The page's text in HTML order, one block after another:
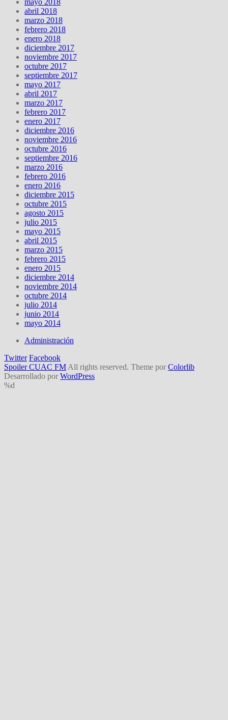
abril 2018
marzo 2018
febrero 2018
enero 2018
diciembre 2017
noviembre 2017
octubre 2017
septiembre 2017
mayo 2017
abril 2017
marzo 2017
febrero 2017
enero 2017
diciembre 2016
noviembre 2016
octubre 2016
septiembre 2016
marzo 2016
febrero 2016
enero 2016
diciembre 2015
octubre 2015
agosto 2015
julio 2015
mayo 2015
abril 2015
marzo 2015
febrero 2015
enero 2015
diciembre 2014
noviembre 2014
octubre 2014
julio 2014
junio 2014
mayo 2014
Administración
Twitter Facebook
Spoiler CUAC FM All rights reserved. Theme por Colorlib
Desarrollado por WordPress
%d